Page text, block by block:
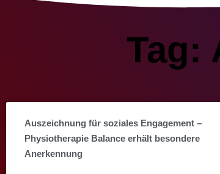
Tag:
Auszeichnung für soziales Engagement –
Physiotherapie Balance erhält besondere
Anerkennung